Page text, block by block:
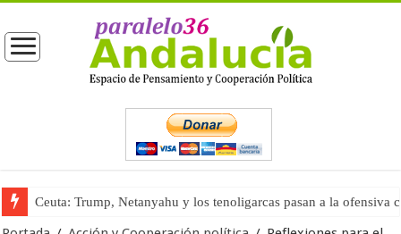
La masificación turística (tercera parte)